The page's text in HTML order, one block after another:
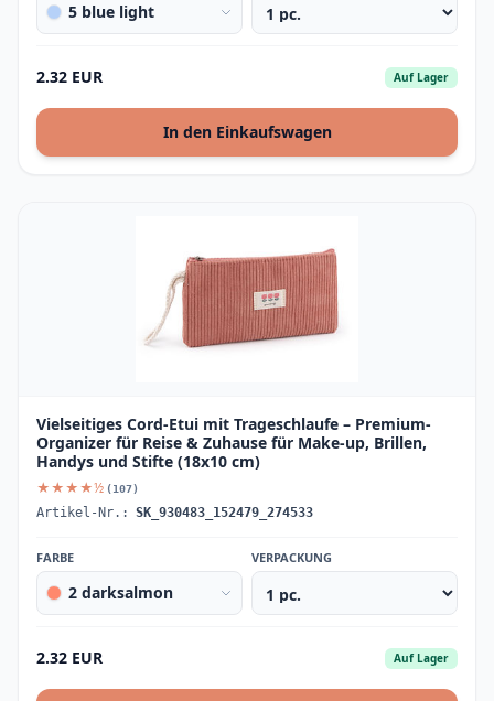
5 blue light
2.32 EUR Auf Lager
In den Einkaufswagen
Vielseitiges Cord-Etui mit Trageschlaufe – Premium-
Organizer für Reise & Zuhause für Make-up, Brillen,
Handys und Stifte (18x10 cm)
★★★★½ (107)
Artikel-Nr.: SK_930483_152479_274533
FARBE
2 darksalmon
VERPACKUNG
2.32 EUR Auf Lager